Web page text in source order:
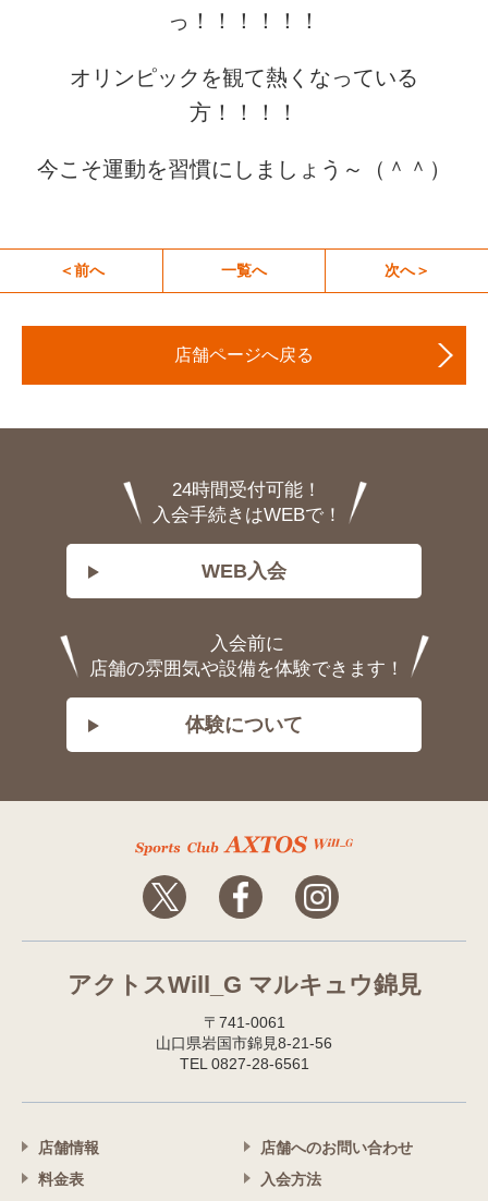
っ！！！！！！
オリンピックを観て熱くなっている
方！！！！
今こそ運動を習慣にしましょう～（＾＾）
＜前へ 一覧へ 次へ＞
店舗ページへ戻る
24時間受付可能！
入会手続きはWEBで！
WEB入会
入会前に
店舗の雰囲気や設備を体験できます！
体験について
アクトスWill_G マルキュウ錦見
〒741-0061
山口県岩国市錦見8-21-56
TEL 0827-28-6561
店舗情報
料金表
店舗へのお問い合わせ
入会方法